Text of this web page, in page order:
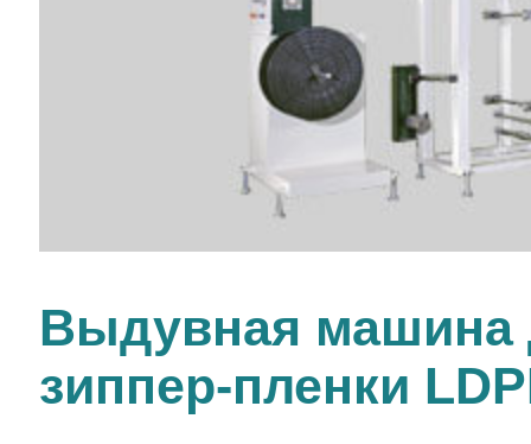
Выдувная машина
зиппер-пленки